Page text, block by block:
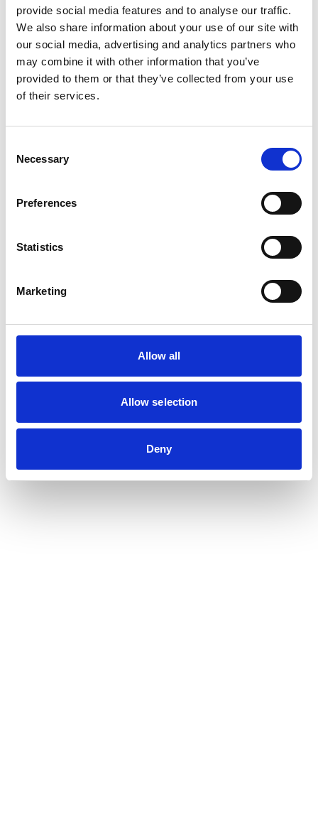
provide social media features and to analyse our traffic.
We also share information about your use of our site with
our social media, advertising and analytics partners who
may combine it with other information that you’ve
provided to them or that they’ve collected from your use
of their services.
Selection
Necessary
Preferences
Statistics
Marketing
Allow all
Allow selection
Deny